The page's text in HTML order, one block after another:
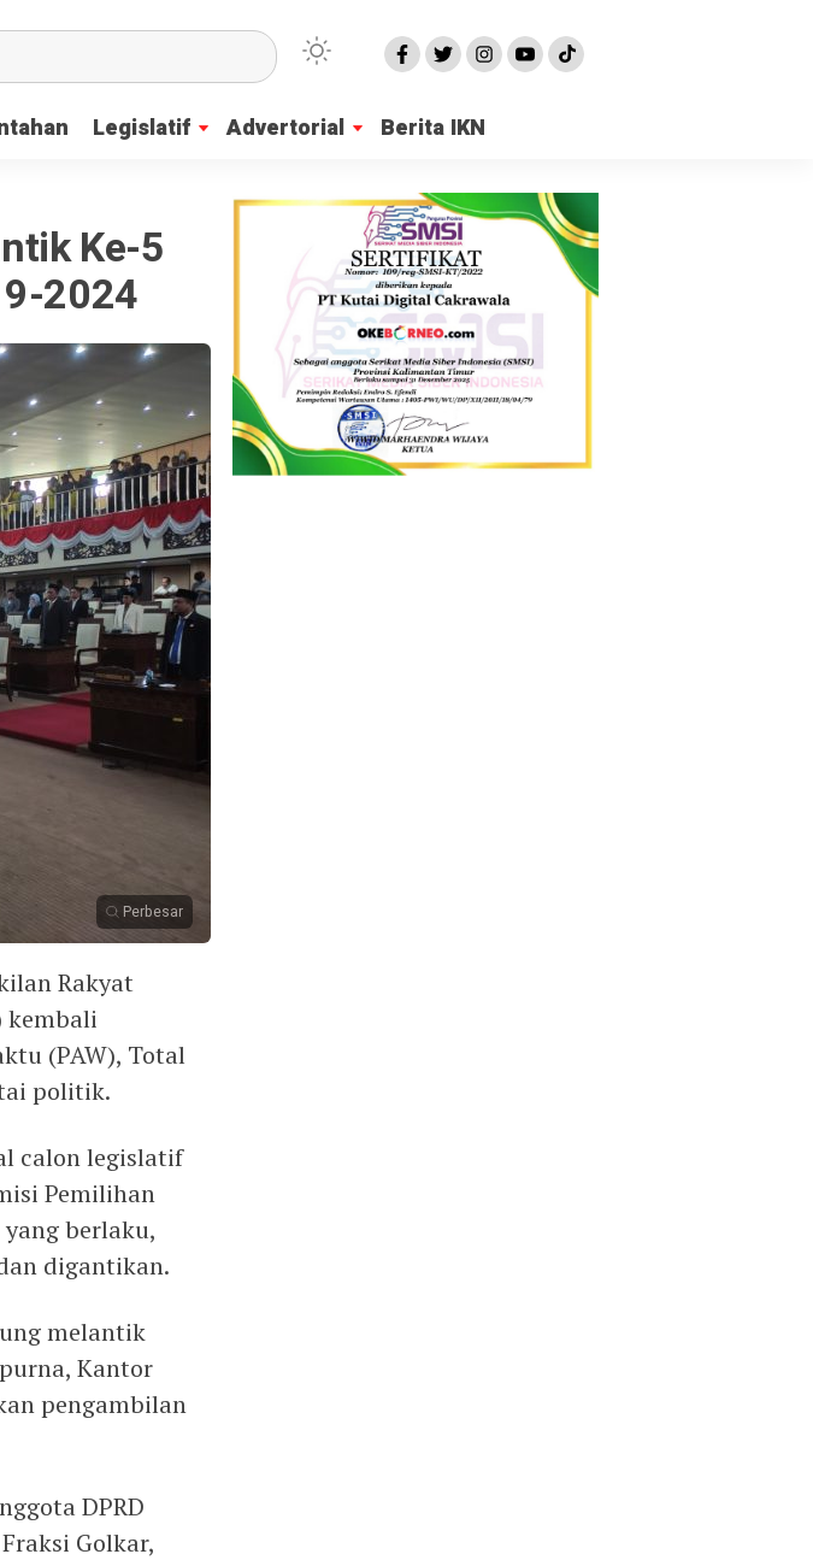
Legislatif Advertorial Berita IKN
Ke-5
2024
Perbesar
Rakyat
kembali
(PAW), Total
politik.
calon legislatif
Pemilihan
berlaku,
digantikan.
melantik
Kantor
pengambilan
DPRD
Golkar,